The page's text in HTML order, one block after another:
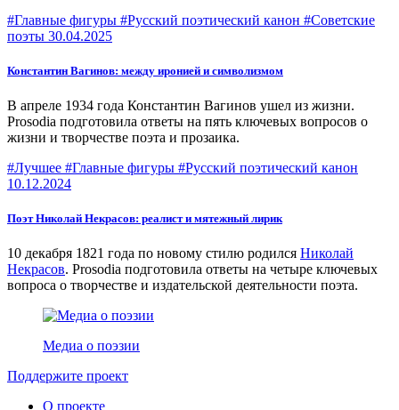
#Главные фигуры #Русский поэтический канон #Советские
поэты 30.04.2025
Константин Вагинов: между иронией и символизмом
В апреле 1934 года Константин Вагинов ушел из жизни.
Prоsodia подготовила ответы на пять ключевых вопросов о
жизни и творчестве поэта и прозаика.
#Лучшее #Главные фигуры #Русский поэтический канон
10.12.2024
Поэт Николай Некрасов: реалист и мятежный лирик
10 декабря 1821 года по новому стилю родился Николай
Некрасов. Prosodia подготовила ответы на четыре ключевых
вопроса о творчестве и издательской деятельности поэта.
Медиа о поэзии
Поддержите проект
О проекте